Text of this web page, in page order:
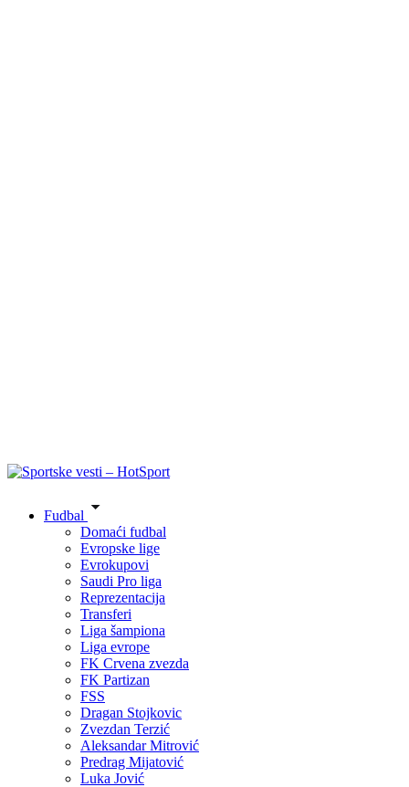
Fudbal
Domaći fudbal
Evropske lige
Evrokupovi
Saudi Pro liga
Reprezentacija
Transferi
Liga šampiona
Liga evrope
FK Crvena zvezda
FK Partizan
FSS
Dragan Stojkovic
Zvezdan Terzić
Aleksandar Mitrović
Predrag Mijatović
Luka Jović